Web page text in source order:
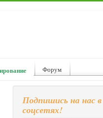
Форум
Подпишись на нас в
соцсетях!